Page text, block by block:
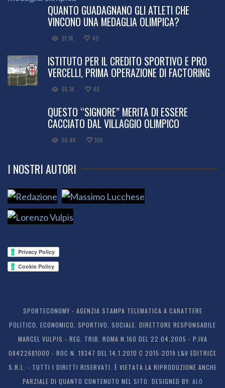
QUANTO GUADAGNANO GLI ATLETI CHE
VINCONO UNA MEDAGLIA OLIMPICA?
81.1K 40
ISTITUTO PER IL CREDITO SPORTIVO E PRO
VERCELLI, PRIMA OPERAZIONE DI FACTORING
66.1K 48
QUESTO “SIGNORE” MERITA DI ESSERE
CACCIATO DAL VILLAGGIO OLIMPICO
56.4K 106
I NOSTRI AUTORI
SPORTECONOMY - AGENZIA STAMPA TELEMATICA A CARATTERE
POLITICO, ECONOMICO, SPORTIVO, SOCIALE. DIRETTORE RESPONSABILE
MARCEL VULPIS - REG. TRIB. ROMA N.160 DEL 22.04.2005 - P.IVA
08422681000 - ROC N. 19347 DEL 14.1.2010 C 2015-2019 L&V EDITRICE
S.R.L. - TUTTI I DIRITTI RISERVATI. È VIETATA LA RIPRODUZIONE ANCHE
PARZIALE DI QUANTO CONTENUTO NEL SITO. DESIGNED BY: ALO